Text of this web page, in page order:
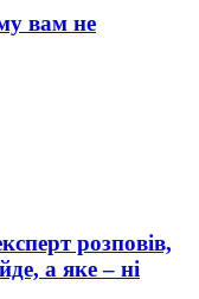
вам не
розповів,
а яке – ні